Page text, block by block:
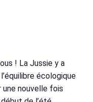
! La Jussie y a
écologique
une nouvelle fois